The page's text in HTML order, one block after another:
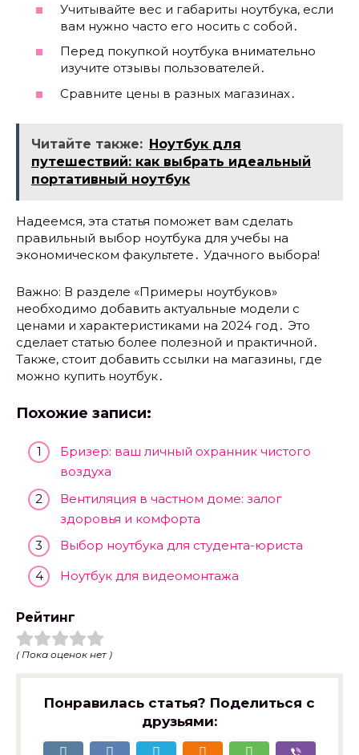
Учитывайте вес и габариты ноутбука, если
вам нужно часто его носить с собой․
Перед покупкой ноутбука внимательно
изучите отзывы пользователей․
Сравните цены в разных магазинах․
Читайте также: Ноутбук для
путешествий: как выбрать идеальный
портативный ноутбук
Надеемся, эта статья поможет вам сделать
правильный выбор ноутбука для учебы на
экономическом факультете․ Удачного выбора!
Важно: В разделе «Примеры ноутбуков»
необходимо добавить актуальные модели с
ценами и характеристиками на 2024 год․ Это
сделает статью более полезной и практичной․
Также, стоит добавить ссылки на магазины, где
можно купить ноутбук․
Похожие записи:
Бризер: ваш личный охранник чистого
воздуха
Вентиляция в частном доме: залог
здоровья и комфорта
Выбор ноутбука для студента-юриста
Ноутбук для видеомонтажа
Рейтинг
( Пока оценок нет )
Понравилась статья? Поделиться с
друзьями: